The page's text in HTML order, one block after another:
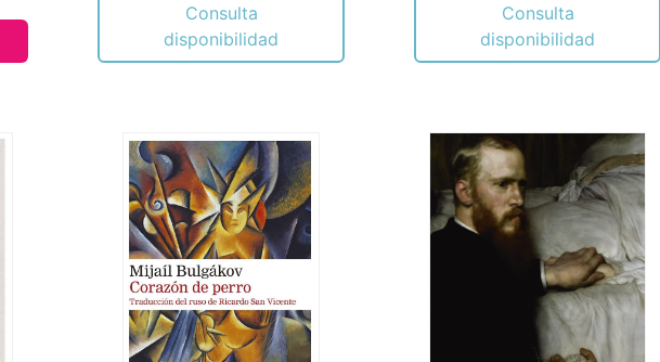
Consulta
disponibilidad
Consulta
disponibilidad